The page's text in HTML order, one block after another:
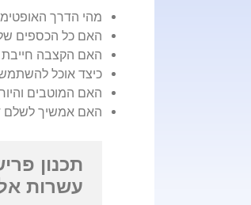
מהי הדרך
האם כל הכספים
האם הקצבה
כיצד אוכל
האם המוטבים
האם אמשיך לשלם
תכנון
עשרות